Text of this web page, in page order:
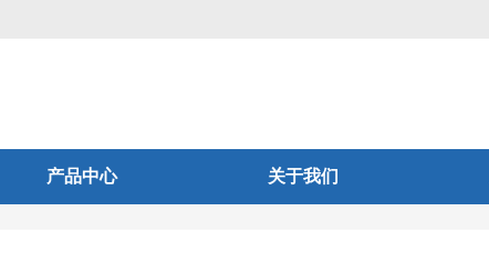
产品中心 关于我们